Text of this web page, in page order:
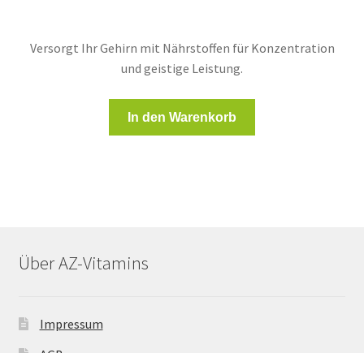
Versorgt Ihr Gehirn mit Nährstoffen für Konzentration
und geistige Leistung.
In den Warenkorb
Über AZ-Vitamins
Impressum